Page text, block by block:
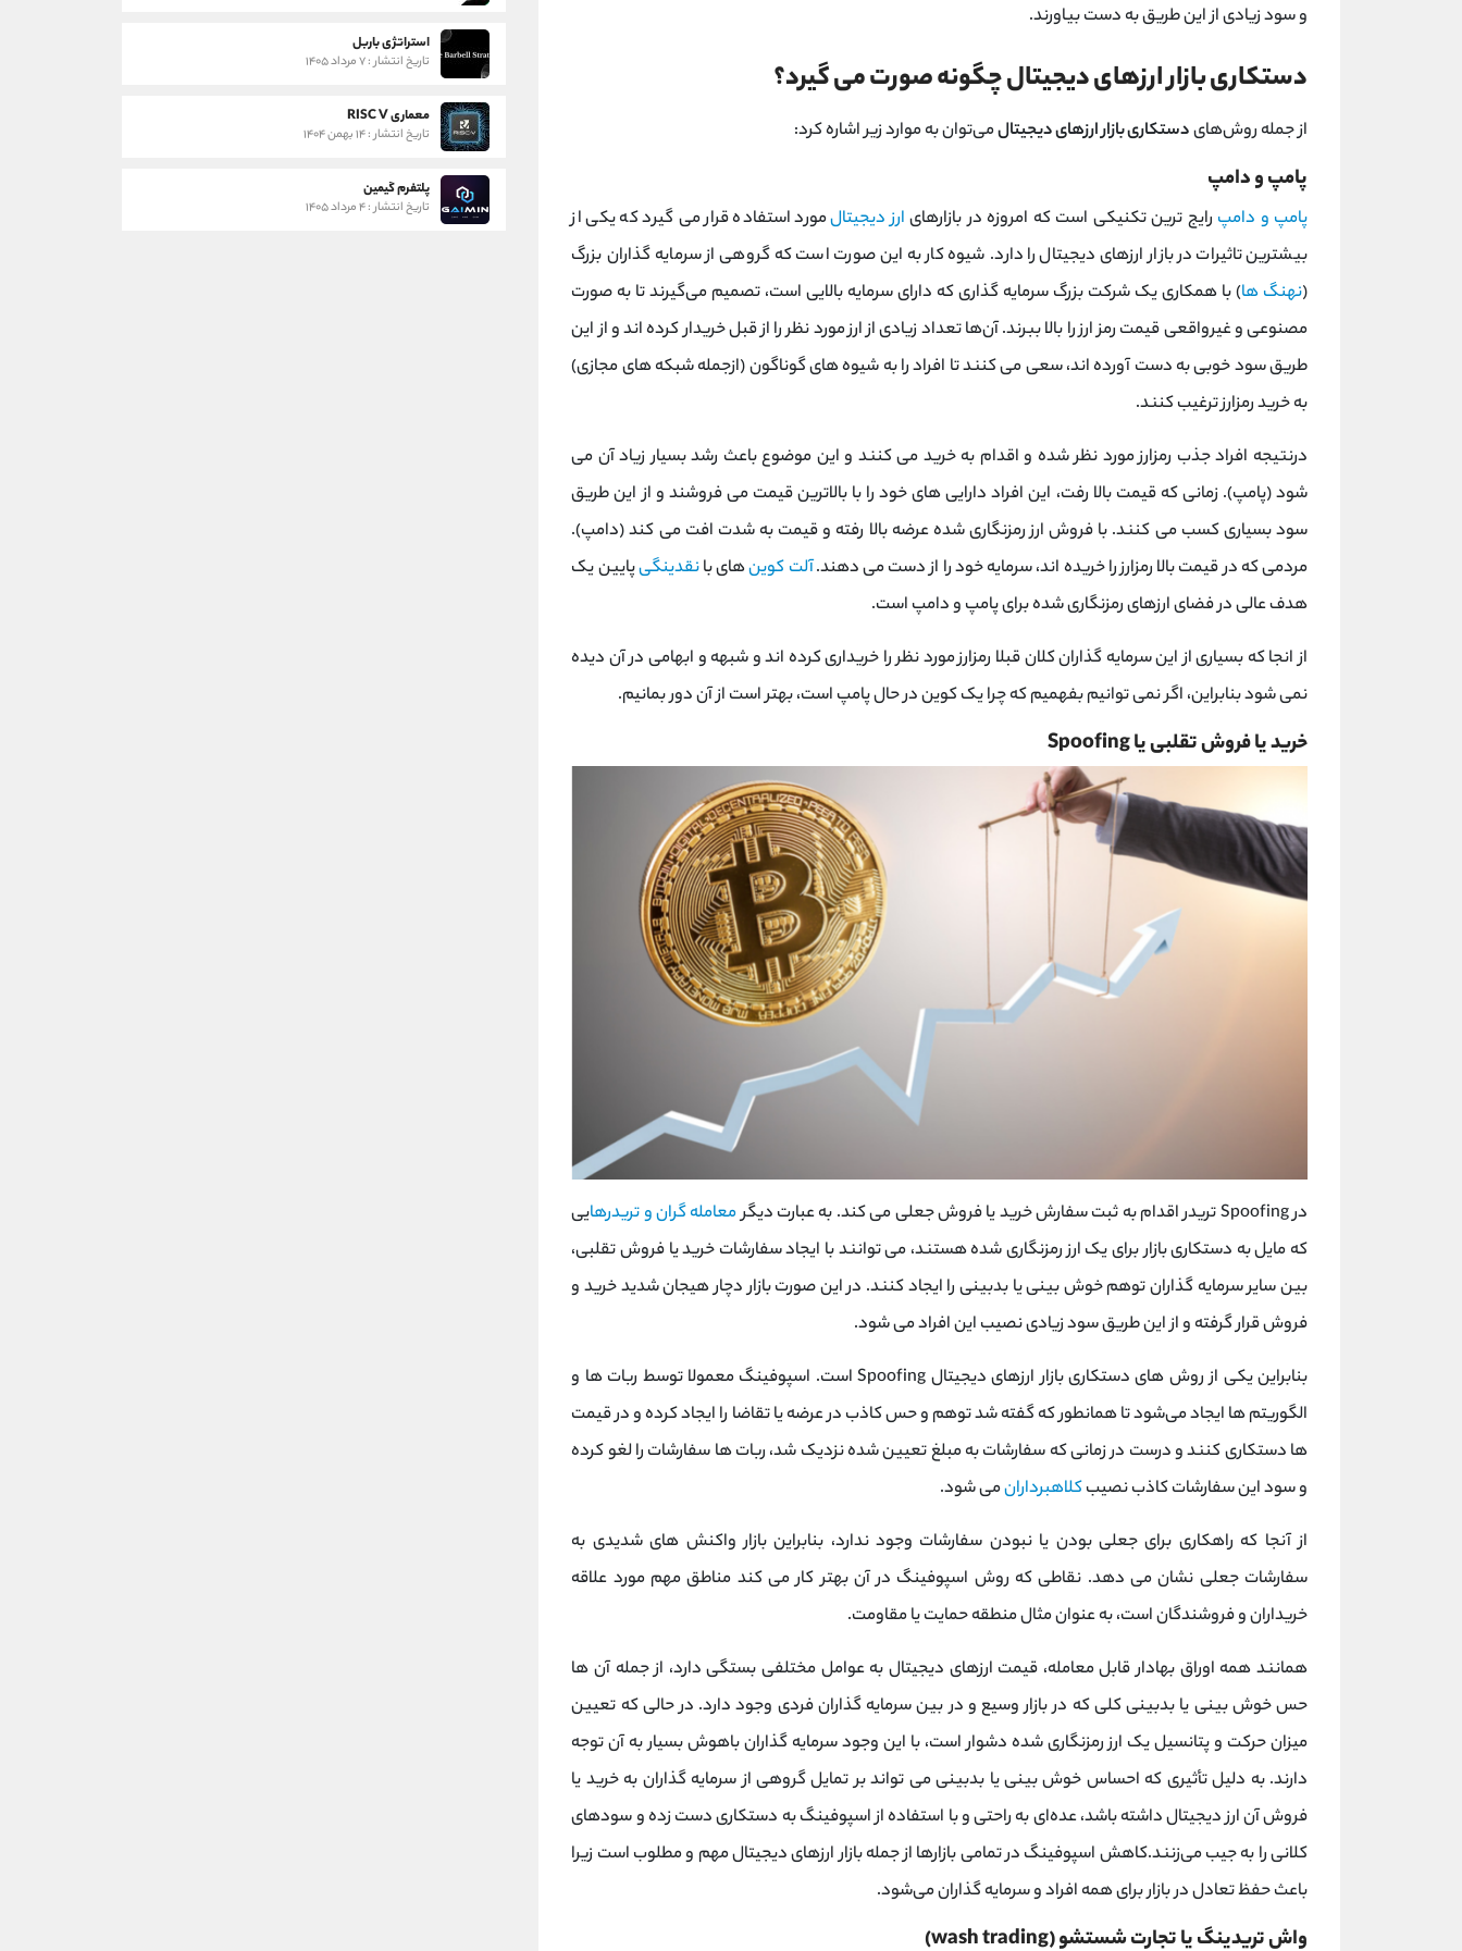
و سود زیادی از این طریق به دست بیاورند.
دستکاری بازار ارزهای دیجیتال چگونه صورت می گیرد؟
از جمله روش‌هایدستکاری بازار ارزهای دیجیتالمی‌توان به موارد زیر اشاره کرد:
پامپ و دامپ
پامپ و دامپ رایج ‌ترین تکنیکی است که امروزه در بازارهای ارز دیجیتالمورد استفاده قرار می‌ گیرد که یکی از
بیشترین تاثیرات در بازار ارزهای دیجیتال را دارد. شیوه کار به این صورت است که گروهی از سرمایه گذاران بزرگ
(نهنگ ها) با همکاری یک شرکت بزرگ سرمایه گذاری که دارای سرمایه بالایی است، تصمیم می‌گیرند تا به صورت
مصنوعی و غیرواقعی قیمت رمز ارز را بالا ببرند. آن‌ها تعداد زیادی از ارز مورد نظر را از قبل خریدار کرده‌ اند و از این
طریق سود خوبی به دست آورده‌ اند، سعی می ‌کنند تا افراد را به شیوه‌ های گوناگون (ازجمله شبکه‌ های مجازی)
به خرید رمزارز ترغیب کنند.
درنتیجه افراد جذب رمزارز مورد نظر شده و اقدام به خرید می‌ کنند و این موضوع باعث رشد بسیار زیاد آن می‌
شود (پامپ). زمانی ‌که قیمت بالا رفت، این افراد دارایی‌ های خود را با بالاترین قیمت می ‌فروشند و از این طریق
سود بسیاری کسب می کنند. با فروش ارز رمزنگاری شده عرضه بالا رفته و قیمت به شدت افت می‌ کند (دامپ).
مردمی که در قیمت بالا رمزارز را خریده‌ اند، سرمایه خود را از دست می ‌دهند.آلت کوین‌های بانقدینگیپایین یک
هدف عالی در فضای ارزهای رمزنگاری شده برای پامپ و دامپ است.
از انجا که بسیاری از این سرمایه ‌گذاران کلان قبلا رمزارز مورد نظر را خریداری کرده‌ اند و شبهه و ابهامی در آن دیده
نمی ‌شود بنابراین، اگر نمی توانیم بفهمیم که چرا یک کوین در حال پامپ است، بهتر است از آن دور بمانیم.
خرید یا فروش تقلبی یا Spoofing
در Spoofing تریدر اقدام به ثبت سفارش خرید یا فروش جعلی می‌ کند. به عبارت دیگر معامله گران و تریدرهایی
که مایل به دستکاری بازار برای یک ارز رمزنگاری ‌شده هستند، می‌ توانند با ایجاد سفارشات خرید یا فروش تقلبی،
بین سایر سرمایه ‌گذاران توهم خوش بینی یا بدبینی را ایجاد کنند. در این صورت بازار دچار هیجان شدید خرید و
فروش قرار گرفته و از این طریق سود زیادی نصیب این افراد می‌ شود.
بنابراین یکی از روش های دستکاری بازار ارزهای دیجیتال Spoofing است. اسپوفینگ معمولا توسط ربات ‌ها و
الگوریتم‌ ها ایجاد می‌شود تا همانطور که گفته شد توهم و حس کاذب در عرضه یا تقاضا را ایجاد کرده و در قیمت‌
ها دستکاری کنند و درست در زمانی که سفارشات به مبلغ تعیین شده نزدیک شد، ربات‌ ها سفارشات را لغو کرده
و سود این سفارشات کاذب نصیبکلاهبردارانمی ‌شود.
از آنجا که راهکاری برای جعلی بودن یا نبودن سفارشات وجود ندارد، بنابراین بازار واکنش‌ های شدیدی به
سفارشات جعلی نشان می ‌دهد. نقاطی که روش اسپوفینگ در آن بهتر کار می ‌کند مناطق مهم مورد علاقه
خریداران و فروشندگان است، به عنوان مثال منطقه حمایت یا مقاومت.
همانند همه اوراق بهادار قابل معامله، قیمت ارزهای دیجیتال به عوامل مختلفی بستگی دارد، از جمله آن‌ ها
حس خوش بینی یا بدبینی کلی که در بازار وسیع و در بین سرمایه گذاران فردی وجود دارد. در حالی که تعیین
میزان حرکت و پتانسیل یک ارز رمزنگاری شده دشوار است، با این وجود سرمایه گذاران باهوش بسیار به آن توجه
دارند. به دلیل تأثیری که احساس خوش بینی یا بدبینی می تواند بر تمایل گروهی از سرمایه گذاران به خرید یا
فروش آن ارز دیجیتال داشته باشد، عده‌ای به راحتی و با استفاده از اسپوفینگ به دستکاری دست زده و سودهای
کلانی را به جیب می‌زنند.کاهش اسپوفینگ در تمامی بازارها از جمله بازار ارزهای دیجیتال مهم و مطلوب است زیرا
باعث حفظ تعادل در بازار برای همه افراد و سرمایه ‌گذاران می‌شود.
واش تریدینگ یا تجارت شستشو (wash trading)
استراتژی باربل
تاریخ انتشار : ۷ مرداد ۱۴۰۵
معماری RISC V
تاریخ انتشار : ۱۴ بهمن ۱۴۰۴
پلتفرم گیمین
تاریخ انتشار : ۴ مرداد ۱۴۰۵